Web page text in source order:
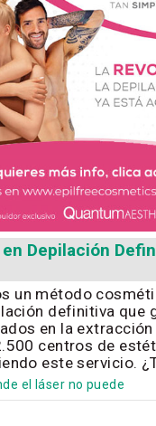
Depilación
un método
definitiva que
en la extracción
centros de
este servicio.
el láser no puede